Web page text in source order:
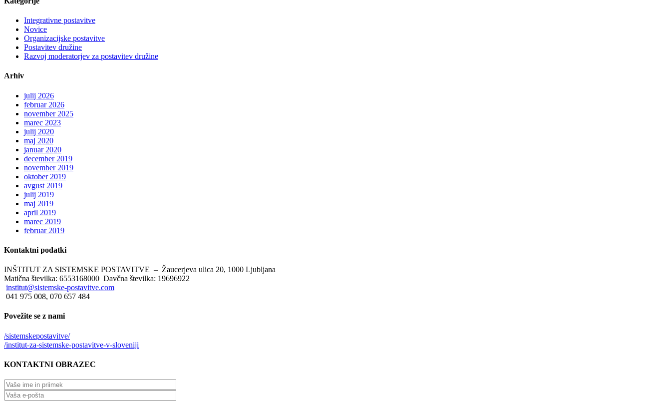
Integrativne postavitve
Novice
Organizacijske postavitve
Postavitev družine
Razvoj moderatorjev za postavitev družine
Arhiv
julij 2026
februar 2026
november 2025
marec 2023
julij 2020
maj 2020
januar 2020
december 2019
november 2019
oktober 2019
avgust 2019
julij 2019
maj 2019
april 2019
marec 2019
februar 2019
Kontaktni podatki
INŠTITUT ZA SISTEMSKE POSTAVITVE – Žaucerjeva ulica 20, 1000 Ljubljana
Matična številka: 6553168000 Davčna številka: 19696922
institut@sistemske-postavitve.com
041 975 008, 070 657 484
Povežite se z nami
/sistemskepostavitve/
/institut-za-sistemske-postavitve-v-sloveniji
KONTAKTNI OBRAZEC